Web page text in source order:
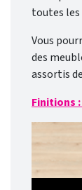
toutes
Vous
des
assortis
Finitions :